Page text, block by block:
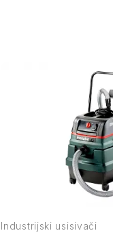
Industrijski usisivači